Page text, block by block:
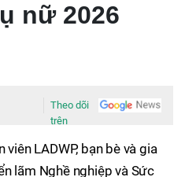
nữ 2026
Theo dõi
trên
LADWP, bạn bè và gia
lãm Nghề nghiệp và Sức